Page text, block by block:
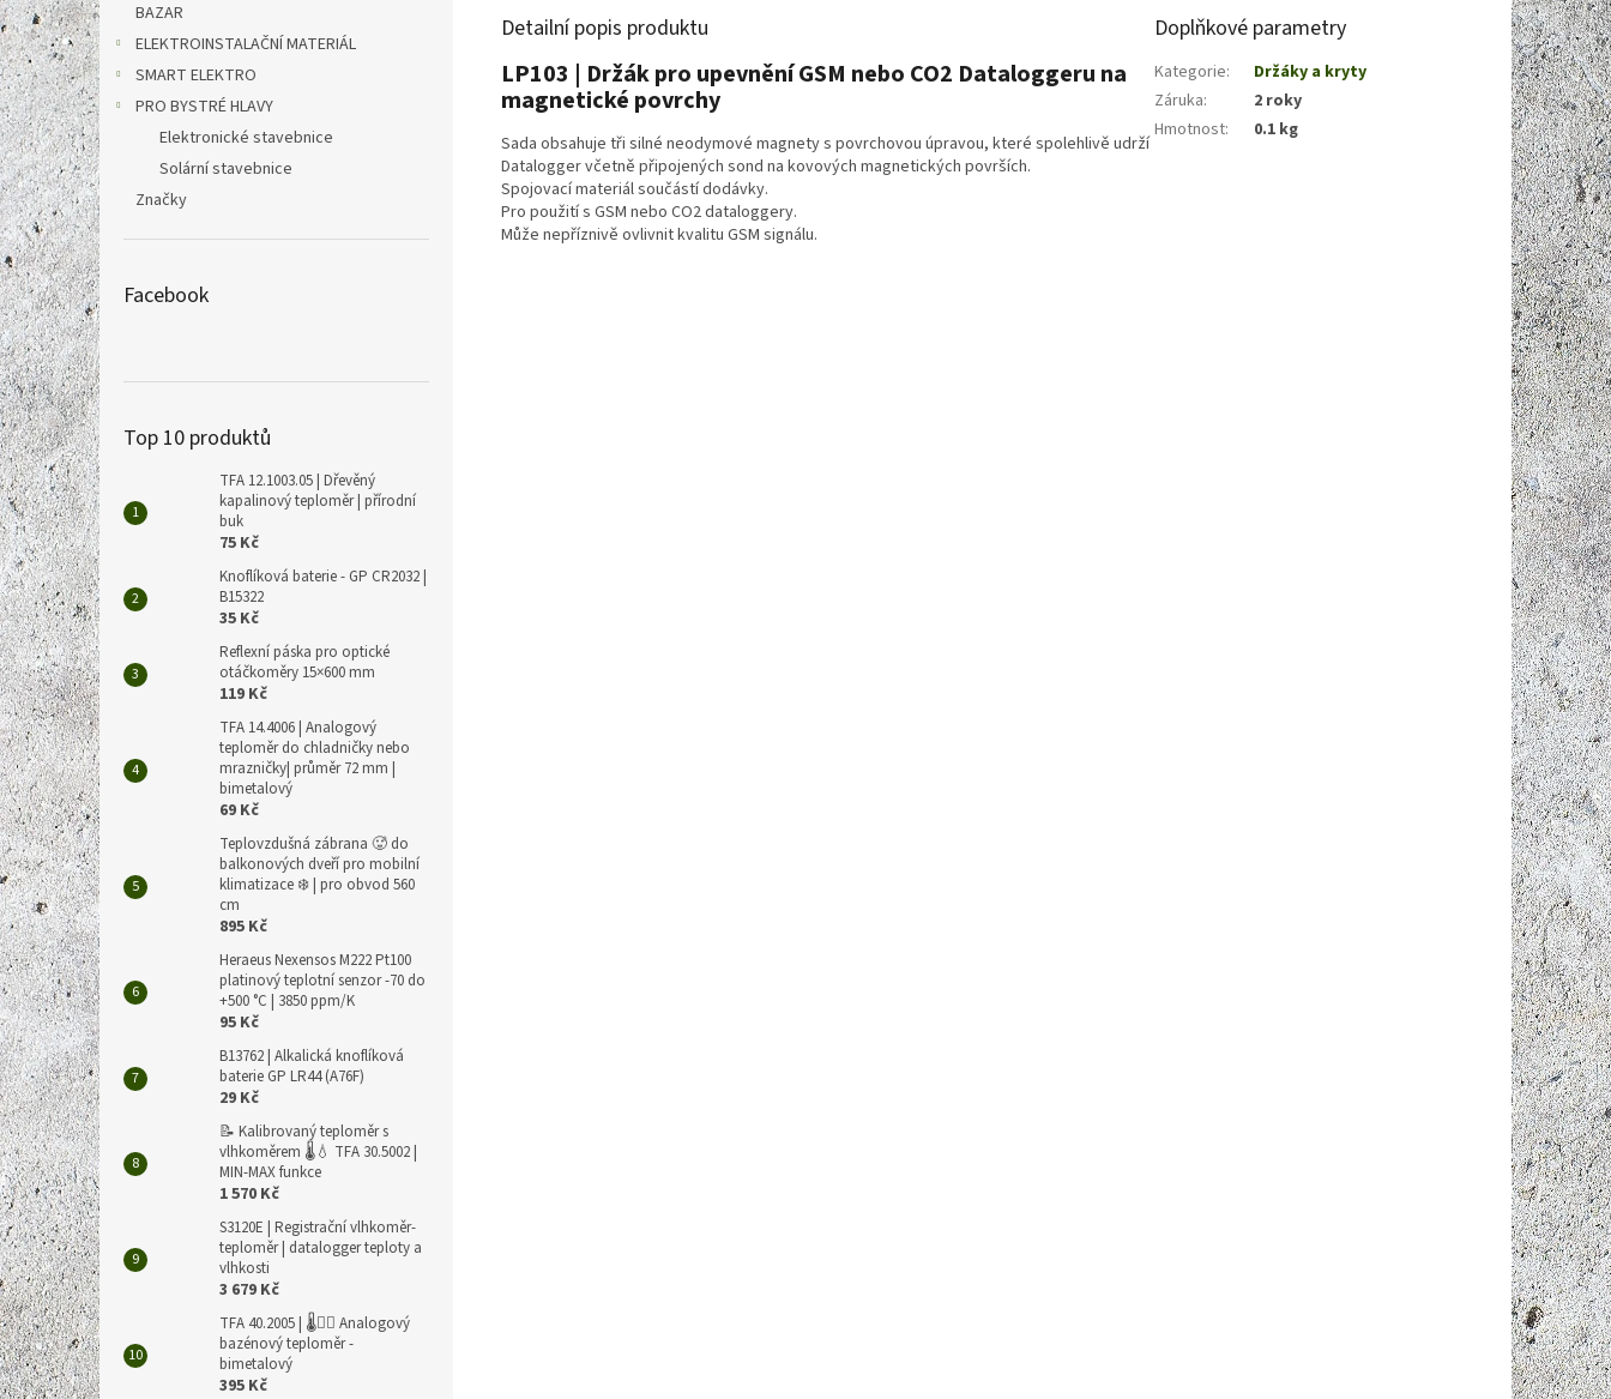
BAZAR
ELEKTROINSTALAČNÍ MATERIÁL
SMART ELEKTRO
PRO BYSTRÉ HLAVY
Elektronické stavebnice
Solární stavebnice
Značky
Facebook
Top 10 produktů
TFA 12.1003.05 | Dřevěný
kapalinový teploměr | přírodní
buk
75 Kč
Knoflíková baterie - GP CR2032 |
B15322
35 Kč
Reflexní páska pro optické
otáčkoměry 15×600 mm
119 Kč
TFA 14.4006 | Analogový
teploměr do chladničky nebo
mrazničky| průměr 72 mm |
bimetalový
69 Kč
Teplovzdušná zábrana 🥵 do
balkonových dveří pro mobilní
klimatizace ❄️ | pro obvod 560
cm
895 Kč
Heraeus Nexensos M222 Pt100
platinový teplotní senzor -70 do
+500 °C | 3850 ppm/K
95 Kč
B13762 | Alkalická knoflíková
baterie GP LR44 (A76F)
29 Kč
📝 Kalibrovaný teploměr s
vlhkoměrem 🌡️💧 TFA 30.5002 |
MIN-MAX funkce
1 570 Kč
S3120E | Registrační vlhkoměr-
teploměr | datalogger teploty a
vlhkosti
3 679 Kč
TFA 40.2005 | 🌡️🏊‍♀️ Analogový
bazénový teploměr -
bimetalový
395 Kč
Detailní popis produktu
LP103 | Držák pro upevnění GSM nebo CO2 Dataloggeru na
magnetické povrchy
Sada obsahuje tři silné neodymové magnety s povrchovou úpravou, které spolehlivě udrží
Datalogger včetně připojených sond na kovových magnetických površích.
Spojovací materiál součástí dodávky.
Pro použití s GSM nebo CO2 dataloggery.
Může nepříznivě ovlivnit kvalitu GSM signálu.
Doplňkové parametry
Kategorie:
Držáky a kryty
Záruka:
2 roky
Hmotnost: 0.1 kg